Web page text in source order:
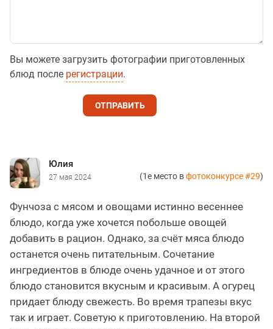
Вы можете загрузить фотографии приготовленных
блюд после регистрации.
ОТПРАВИТЬ
(1е место вфотоконкурсе #29)
Юлия
27 мая 2024
Фунчоза с мясом и овощами истинно весеннее
блюдо, когда уже хочется побольше овощей
добавить в рацион. Однако, за счёт мяса блюдо
останется очень питательным. Сочетание
ингредиентов в блюде очень удачное и от этого
блюдо становится вкусным и красивым. А огурец
придает блюду свежесть. Во время трапезы вкус
так и играет. Советую к приготовлению. На второй